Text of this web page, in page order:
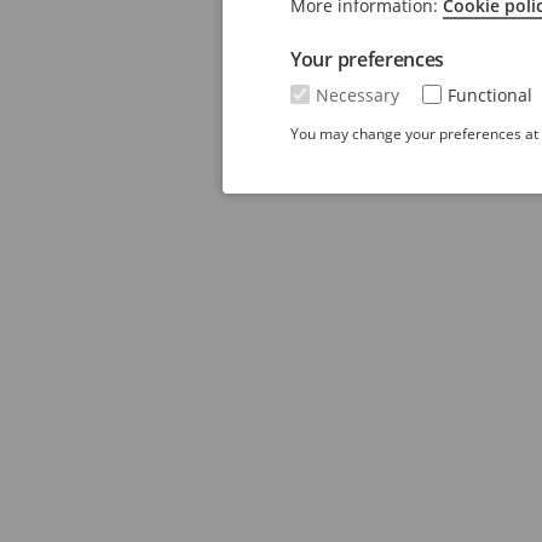
More information: Cookie
Your preferences
Necessary Functional
You may change your preferences